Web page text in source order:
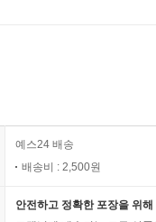
예스24 배송
배송비 : 2,500원
안전하고 정확한 포장을 위